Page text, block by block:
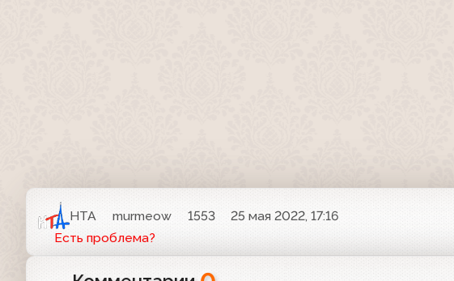
НТА murmeow 1553
25 мая 2022, 17:16
Есть проблема?